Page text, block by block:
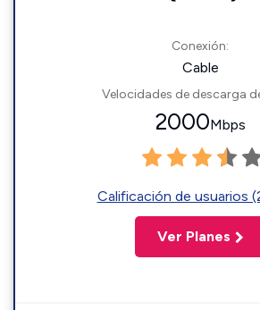
Conexión:
Cable
Velocidades de descarga
2000Mbps
Calificación de usuarios
Ver Planes